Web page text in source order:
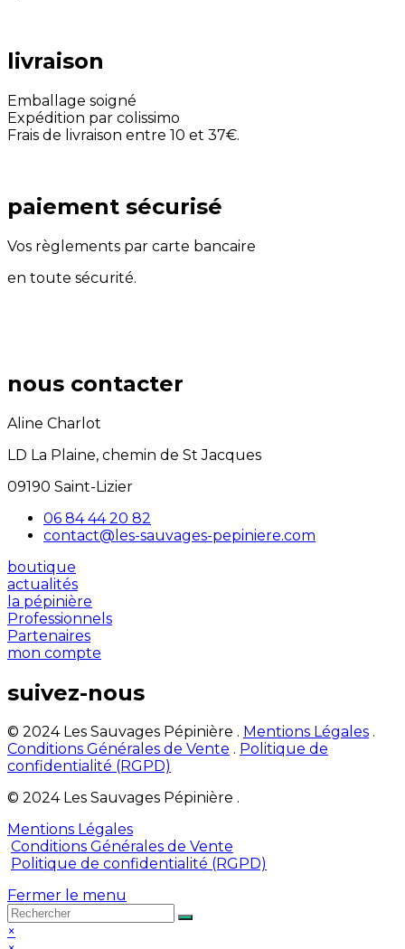
livraison
Emballage soigné
Expédition par colissimo
Frais de livraison entre 10 et 37€.
paiement sécurisé
Vos règlements par carte bancaire
en toute sécurité.
nous contacter
Aline Charlot
LD La Plaine, chemin de St Jacques
09190 Saint-Lizier
06 84 44 20 82
contact@les-sauvages-pepiniere.com
boutique
actualités
la pépinière
Professionnels
Partenaires
mon compte
suivez-nous
© 2024 Les Sauvages Pépinière . Mentions Légales .
Conditions Générales de Vente . Politique de
confidentialité (RGPD)
© 2024 Les Sauvages Pépinière .
Mentions Légales
Conditions Générales de Vente
Politique de confidentialité (RGPD)
Fermer le menu
×